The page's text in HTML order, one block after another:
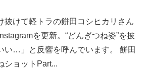
抜けて軽トラの餅田コシヒカリさん
を更新。“どんぎつね姿”を披
い…」と反響を呼んでいます。 餅田
ショットPart...